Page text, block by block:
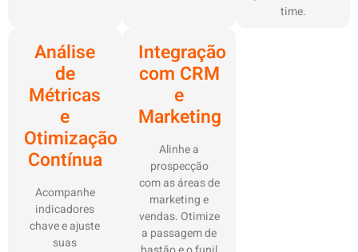
time.
Análise
de
Métricas
e
Otimização
Contínua
Acompanhe
indicadores
chave e ajuste
suas
Integração
com CRM
e
Marketing
Alinhe a
prospecção
com as áreas de
marketing e
vendas. Otimize
a passagem de